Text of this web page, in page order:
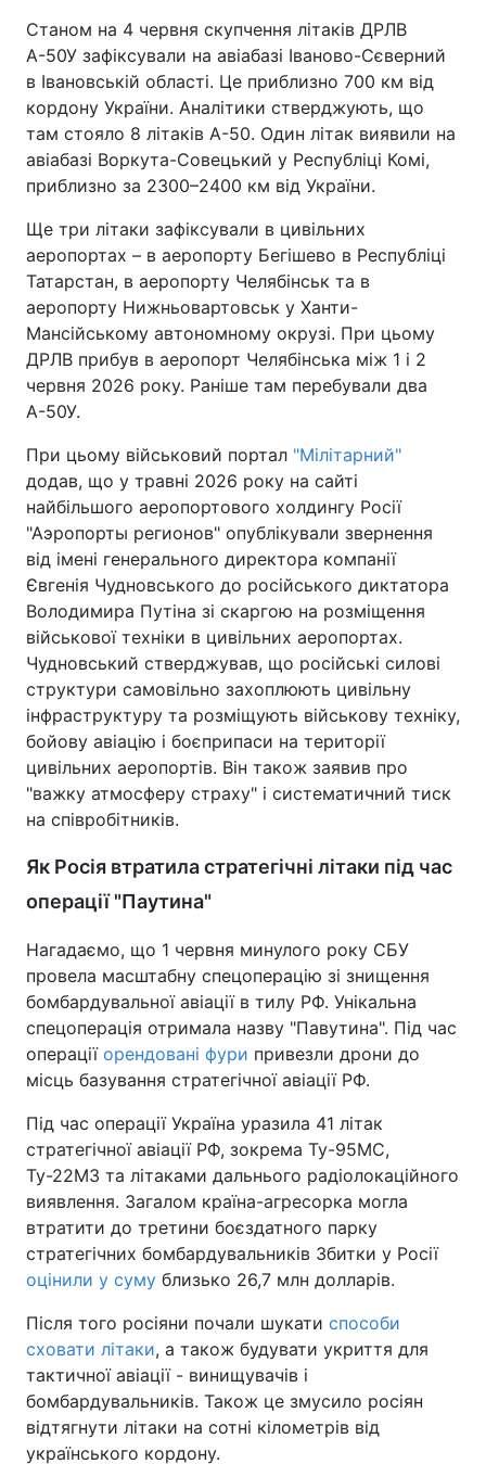
Станом на 4 червня скупчення літаків ДРЛВ
А-50У зафіксували на авіабазі Іваново-Сєверний
в Івановській області. Це приблизно 700 км від
кордону України. Аналітики стверджують, що
там стояло 8 літаків А-50. Один літак виявили на
авіабазі Воркута-Совецький у Республіці Комі,
приблизно за 2300–2400 км від України.
Ще три літаки зафіксували в цивільних
аеропортах – в аеропорту Бегішево в Республіці
Татарстан, в аеропорту Челябінськ та в
аеропорту Нижньовартовськ у Ханти-
Мансійському автономному окрузі. При цьому
ДРЛВ прибув в аеропорт Челябінська між 1 і 2
червня 2026 року. Раніше там перебували два
А-50У.
При цьому військовий портал "Мілітарний"
додав, що у травні 2026 року на сайті
найбільшого аеропортового холдингу Росії
"Аэропорты регионов" опублікували звернення
від імені генерального директора компанії
Євгенія Чудновського до російського диктатора
Володимира Путіна зі скаргою на розміщення
військової техніки в цивільних аеропортах.
Чудновський стверджував, що російські силові
структури самовільно захоплюють цивільну
інфраструктуру та розміщують військову техніку,
бойову авіацію і боєприпаси на території
цивільних аеропортів. Він також заявив про
"важку атмосферу страху" і систематичний тиск
на співробітників.
Як Росія втратила стратегічні літаки під час
операції "Паутина"
Нагадаємо, що 1 червня минулого року СБУ
провела масштабну спецоперацію зі знищення
бомбардувальної авіації в тилу РФ. Унікальна
спецоперація отримала назву "Павутина". Під час
операції орендовані фури привезли дрони до
місць базування стратегічної авіації РФ.
Під час операції Україна уразила 41 літак
стратегічної авіації РФ, зокрема Ту-95МС,
Ту-22М3 та літаками дальнього радіолокаційного
виявлення. Загалом країна-агресорка могла
втратити до третини боєздатного парку
стратегічних бомбардувальників Збитки у Росії
оцінили у суму близько 26,7 млн долларів.
Після того росіяни почали шукати способи
сховати літаки, а також будувати укриття для
тактичної авіації - винищувачів і
бомбардувальників. Також це змусило росіян
відтягнути літаки на сотні кілометрів від
українського кордону.